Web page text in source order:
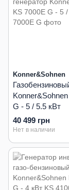
Konner&Sohnen
G - 5 / 5.5 кВт
40 499 грн
Нет в наличии